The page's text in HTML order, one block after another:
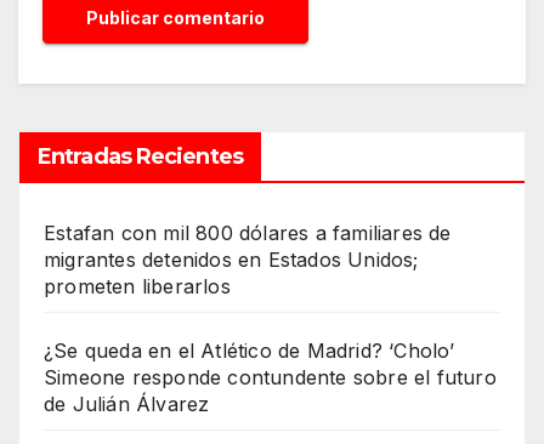
Entradas Recientes
Estafan con mil 800 dólares a familiares de
migrantes detenidos en Estados Unidos;
prometen liberarlos
¿Se queda en el Atlético de Madrid? ‘Cholo’
Simeone responde contundente sobre el futuro
de Julián Álvarez